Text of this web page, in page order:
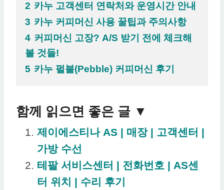
2 카누 고객센터 연락처와 운영시간 안내
3 카누 커피머신 사용 꿀팁과 주의사항
4 커피머신 고장? A/S 받기 전에 체크해
볼 것들!
5 카누 펄블(Pebble) 커피머신 후기
함께 읽으면 좋은 글 ▼
제이에스티나 AS | 매장 | 고객센터 |
가방 수선
테팔 서비스센터 | 전화번호 | AS센
터 위치 | 수리 후기